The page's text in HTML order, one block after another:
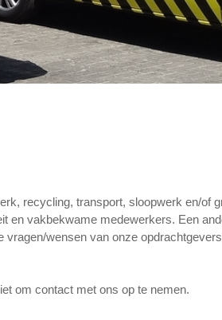
recycling, transport, sloopwerk en/of
en vakbekwame medewerkers. Een
vragen/wensen van onze
om contact met ons op te nemen.